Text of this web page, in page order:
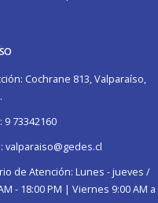
Cochrane 813, Valparaíso,
9 73342160
valparaiso@gedes.cl
de Atención: Lunes - jueves /
- 18:00 PM | Viernes 9:00 AM a